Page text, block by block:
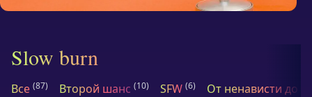
Slow burn
Все (87) Второй шанс (10) SFW (6)
От ненависти до